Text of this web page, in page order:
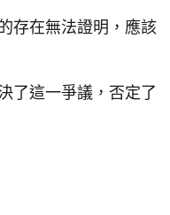
存在無法證明，應該
了這一爭議，否定了